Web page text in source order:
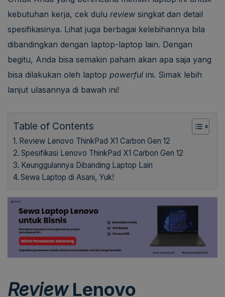
kebutuhan kerja, cek dulu review singkat dan detail
spesifikasinya. Lihat juga berbagai kelebihannya bila
dibandingkan dengan laptop-laptop lain. Dengan
begitu, Anda bisa semakin paham akan apa saja yang
bisa dilakukan oleh laptop powerful ini. Simak lebih
lanjut ulasannya di bawah ini!
Table of Contents
Review Lenovo ThinkPad X1 Carbon Gen 12
Spesifikasi Lenovo ThinkPad X1 Carbon Gen 12
Keunggulannya Dibanding Laptop Lain
Sewa Laptop di Asani, Yuk!
ReviewLenovo